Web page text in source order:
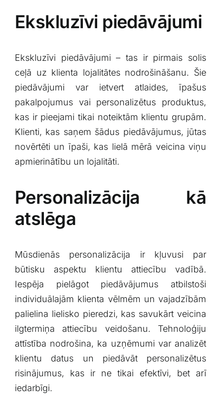
Ekskluzīvi piedāvājumi
Ekskluzīvi piedāvājumi⁣ – ⁢tas ir pirmais ‍solis
ceļā uz klienta lojalitātes nodrošināšanu. Šie
piedāvājumi ‍var ‌ietvert‍ atlaides, īpašus
‍pakalpojumus vai personalizētus produktus,
kas ir pieejami‍ tikai noteiktām⁤ klientu grupām.
Klienti,⁣ kas⁣ saņem ‌šādus piedāvājumus, jūtas
novērtēti⁢ un ‍īpaši,​ kas​ lielā mērā veicina ⁤viņu
apmierinātību un lojalitāti.
Personalizācija⁢ kā‍
atslēga
Mūsdienās personalizācija ⁢ir kļuvusi par
būtisku ‍aspektu klientu attiecību vadībā.
Iespēja pielāgot piedāvājumus atbilstoši‍
individuālajām ‌klienta ‌vēlmēm un vajadzībām
palielina lielisko pieredzi, kas savukārt veicina⁤
ilgtermiņa​ attiecību veidošanu. Tehnoloģiju
attīstība ​nodrošina, ka uzņēmumi var⁣ analizēt
klientu datus un piedāvāt personalizētus
risinājumus, kas ir ne tikai efektīvi,‌ bet arī
iedarbīgi.